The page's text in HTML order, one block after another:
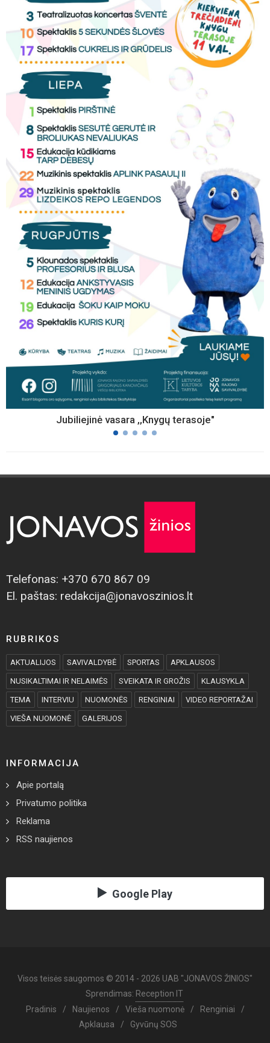
Jubiliejinė vasara ,,Knygų terasoje"
Telefonas: +370 670 867 09
El. paštas: redakcija@jonavoszinios.lt
RUBRIKOS
AKTUALIJOS SAVIVALDYBĖ SPORTAS APKLAUSOS
NUSIKALTIMAI IR NELAIMĖS SVEIKATA IR GROŽIS KLAUSYKLA
TEMA INTERVIU NUOMONĖS RENGINIAI VIDEO REPORTAŽAI
VIEŠA NUOMONĖ GALERIJOS
INFORMACIJA
Apie portalą
Privatumo politika
Reklama
RSS naujienos
Google Play
Visos teisės saugomos © 2014 - 2026 UAB "JONAVOS ŽINIOS"
Sprendimas: Reception IT
Pradinis
/ Naujienos / Vieša nuomonė / Renginiai
/
Apklausa
/ Gyvūnų SOS